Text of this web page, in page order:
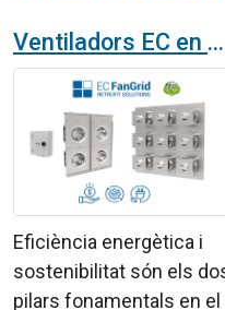
Ventiladors EC en unitats de tractament d'aire: EC FanGrid
Eficiència energètica i
sostenibilitat són els
pilars fonamentals en el